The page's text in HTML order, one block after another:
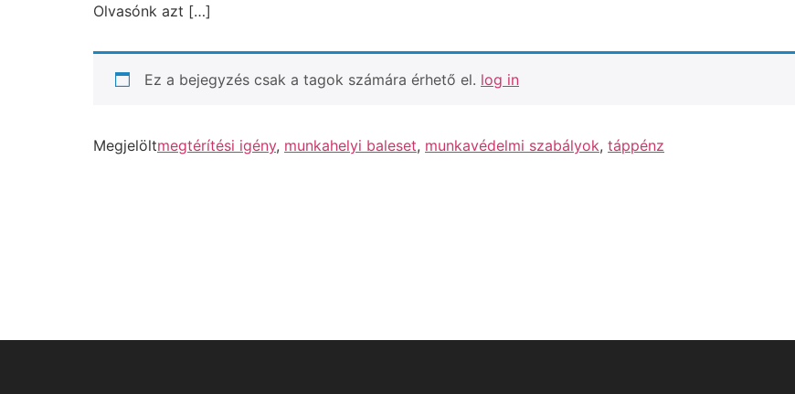
Olvasónk azt […]
Ez a bejegyzés csak a tagok számára érhető el. log in
Megjelöltmegtérítési igény, munkahelyi baleset, munkavédelmi szabályok, táppénz